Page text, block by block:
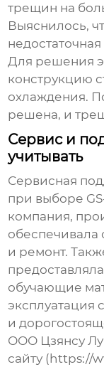
трещин на
Выяснилось,
Для решения
конструкцию
охлаждения.
решена, и
Сервис и
учитывать
Сервисная
при выборе
компания,
и ремонт.
обучающие
эксплуатация
и
ООО Цзянсу
сайту (https://